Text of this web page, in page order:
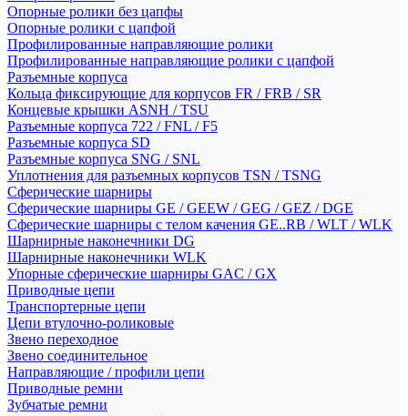
Опорные ролики без цапфы
Опорные ролики с цапфой
Профилированные направляющие ролики
Профилированные направляющие ролики с цапфой
Разъемные корпуса
Кольца фиксирующие для корпусов FR / FRB / SR
Концевые крышки ASNH / TSU
Разъемные корпуса 722 / FNL / F5
Разъемные корпуса SD
Разъемные корпуса SNG / SNL
Уплотнения для разъемных корпусов TSN / TSNG
Сферические шарниры
Сферические шарниры GE / GEEW / GEG / GEZ / DGE
Сферические шарниры с телом качения GE..RB / WLT / WLK
Шарнирные наконечники DG
Шарнирные наконечники WLK
Упорные сферические шарниры GAC / GX
Приводные цепи
Транспортерные цепи
Цепи втулочно-роликовые
Звено переходное
Звено соединительное
Направляющие / профили цепи
Приводные ремни
Зубчатые ремни